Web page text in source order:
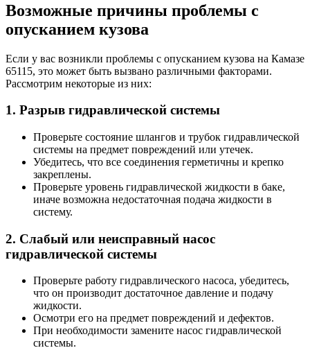
Возможные причины проблемы с
опусканием кузова
Если у вас возникли проблемы с опусканием кузова на Камазе
65115, это может быть вызвано различными факторами.
Рассмотрим некоторые из них:
1. Разрыв гидравлической системы
Проверьте состояние шлангов и трубок гидравлической
системы на предмет повреждений или утечек.
Убедитесь, что все соединения герметичны и крепко
закреплены.
Проверьте уровень гидравлической жидкости в баке,
иначе возможна недостаточная подача жидкости в
систему.
2. Слабый или неисправный насос
гидравлической системы
Проверьте работу гидравлического насоса, убедитесь,
что он производит достаточное давление и подачу
жидкости.
Осмотри его на предмет повреждений и дефектов.
При необходимости замените насос гидравлической
системы.